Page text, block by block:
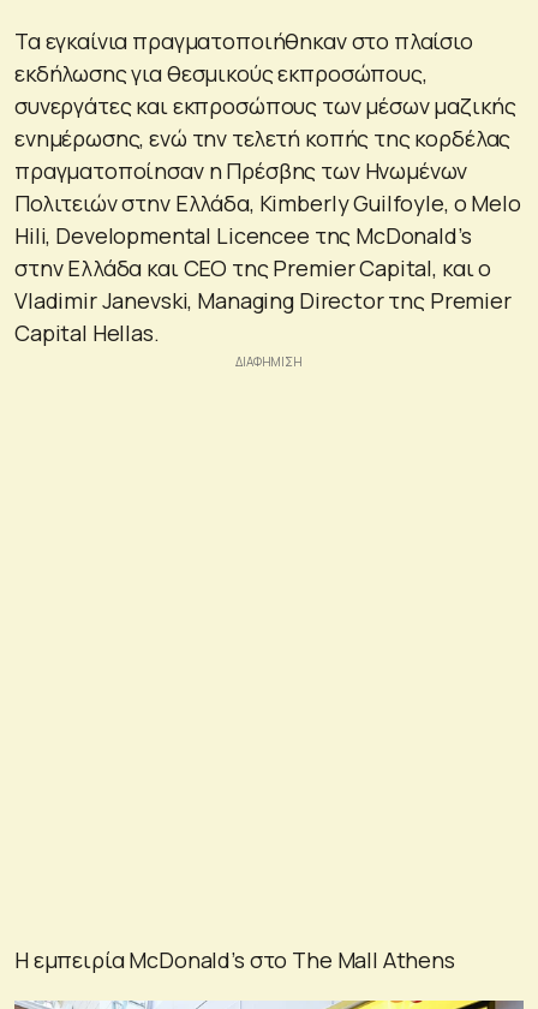
Τα εγκαίνια πραγματοποιήθηκαν στο πλαίσιο
εκδήλωσης για θεσμικούς εκπροσώπους,
συνεργάτες και εκπροσώπους των μέσων μαζικής
ενημέρωσης, ενώ την τελετή κοπής της κορδέλας
πραγματοποίησαν η Πρέσβης των Ηνωμένων
Πολιτειών στην Ελλάδα, Kimberly Guilfoyle, ο Melo
Hili, Developmental Licencee της McDonald’s
στην Ελλάδα και CEO της Premier Capital, και ο
Vladimir Janevski, Managing Director της Premier
Capital Hellas.
Η εμπειρία McDonald’s στο The Mall Athens